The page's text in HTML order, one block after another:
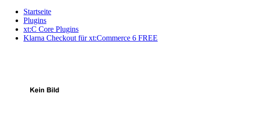
Startseite
Plugins
xt:C Core Plugins
Klarna Checkout für xt:Commerce 6 FREE